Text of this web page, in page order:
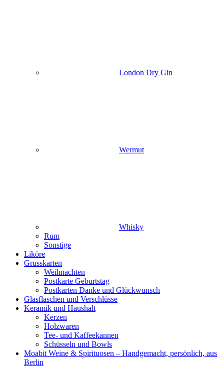
London Dry Gin
Wermut
Whisky
Rum
Sonstige
Liköre
Grusskarten
Weihnachten
Postkarte Geburtstag
Postkarten Danke und Glückwunsch
Glasflaschen und Verschlüsse
Keramik und Haushalt
Kerzen
Holzwaren
Tee- und Kaffeekannen
Schüsseln und Bowls
Moabit Weine & Spirituosen – Handgemacht, persönlich, aus
Berlin